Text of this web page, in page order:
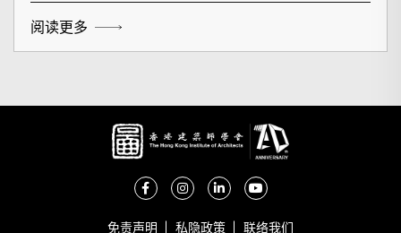
阅读更多
免责声明 私隐政策 联络我们